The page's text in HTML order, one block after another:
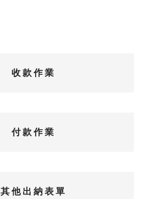
收款作業
付款作業
其他出納表單